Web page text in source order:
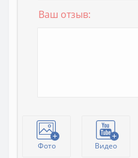
Ваш отзыв:
Фото Видео